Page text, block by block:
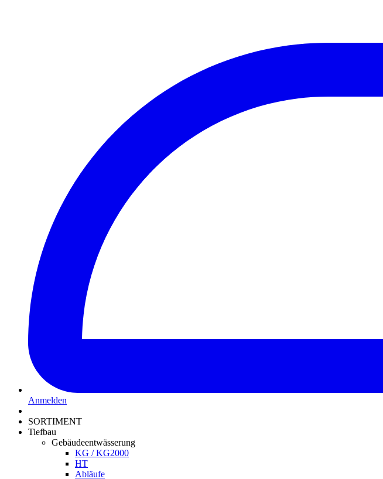
Anmelden
SORTIMENT
Tiefbau
Gebäudeentwässerung
KG / KG2000
HT
Abläufe